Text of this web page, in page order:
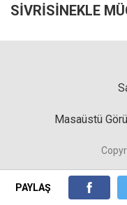
PAYLAŞ
SİVRİSİNEKLE
Masaüstü